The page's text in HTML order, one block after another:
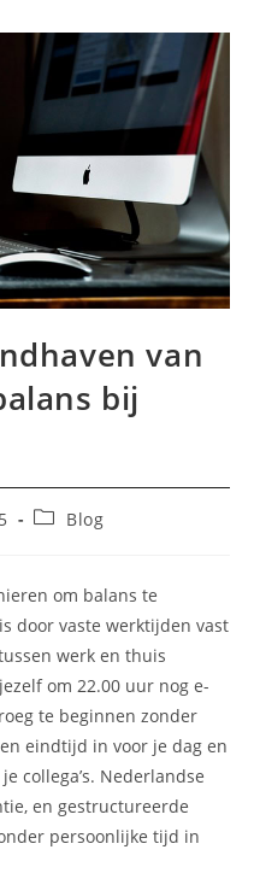
van
bij
Berichtcategorie:
Blog
om balans te
door vaste werktijden vast
werk en thuis
om 22.00 uur nog e-
te beginnen zonder
eindtijd in voor je dag en
collega’s. Nederlandse
en gestructureerde
persoonlijke tijd in